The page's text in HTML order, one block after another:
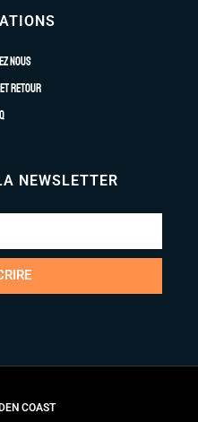
nous
et retour
NEWSLETTER
COAST